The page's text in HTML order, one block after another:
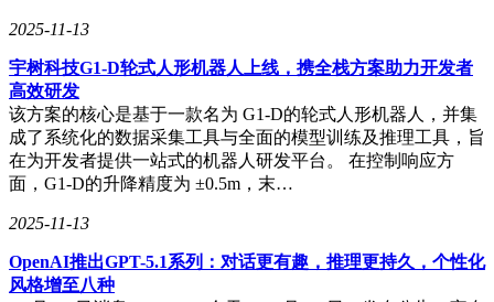
2025-11-13
宇树科技G1-D轮式人形机器人上线，携全栈方案助力开发者
高效研发
该方案的核心是基于一款名为 G1-D的轮式人形机器人，并集
成了系统化的数据采集工具与全面的模型训练及推理工具，旨
在为开发者提供一站式的机器人研发平台。 在控制响应方
面，G1-D的升降精度为 ±0.5m，末…
2025-11-13
OpenAI推出GPT-5.1系列：对话更有趣，推理更持久，个性化
风格增至八种